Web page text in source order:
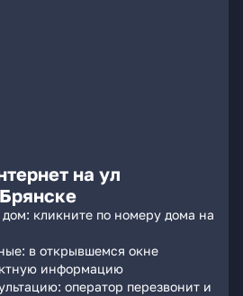
на ул
кликните по номеру дома на
в открывшемся окне
информацию
оператор перезвонит и